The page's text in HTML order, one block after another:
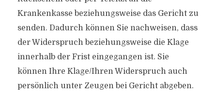
Krankenkasse beziehungsweise das Gericht zu
senden. Dadurch können Sie nachweisen, dass
der Widerspruch beziehungsweise die Klage
innerhalb der Frist eingegangen ist. Sie
können Ihre Klage/Ihren Widerspruch auch
persönlich unter Zeugen bei Gericht abgeben.